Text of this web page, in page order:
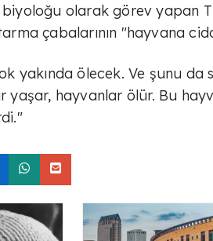
olarak görev yapan
çabalarının "hayvana
yakında ölecek. Ve şunu
yaşar, hayvanlar ölür. Bu